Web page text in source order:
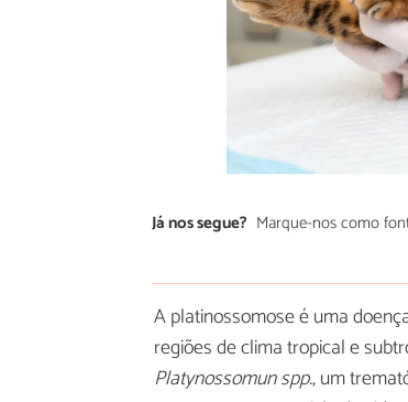
Já nos segue? Marque-nos como
A platinossomose é uma
regiões de clima tropical e
Platynossomun spp., um